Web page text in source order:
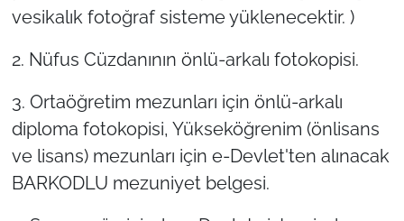
vesikalık fotoğraf sisteme yüklenecektir. )
2. Nüfus Cüzdanının önlü-arkalı fotokopisi.
3. Ortaöğretim mezunları için önlü-arkalı
diploma fotokopisi, Yükseköğrenim (önlisans
ve lisans) mezunları için e-Devlet'ten alınacak
BARKODLU mezuniyet belgesi.